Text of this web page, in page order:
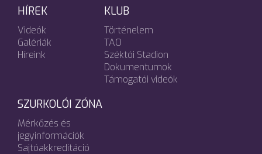
HÍREK
Videók
Galériák
Híreink
KLUB
Történelem
TAO
Széktói Stadion
Dokumentumok
Támogatói videók
SZURKOLÓI ZÓNA
Mérkőzés és
jegyinformációk
Sajtóakkreditáció